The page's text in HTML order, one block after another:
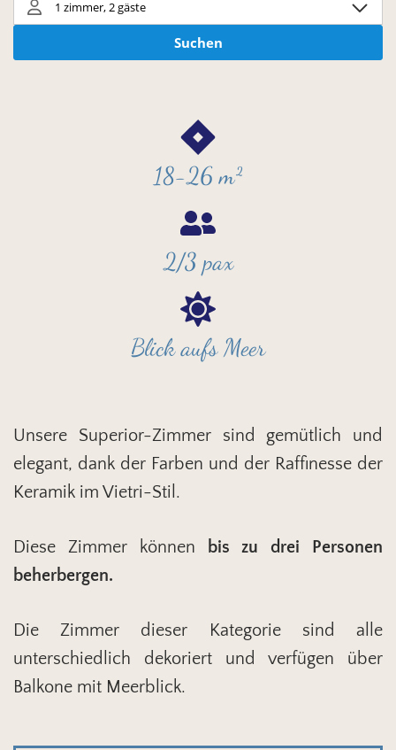
18-26 m²
2/3 pax
Blick aufs Meer
Unsere Superior-Zimmer sind gemütlich und
elegant, dank der Farben und der Raffinesse der
Keramik im Vietri-Stil.
Diese Zimmer können bis zu drei Personen
beherbergen.
Die Zimmer dieser Kategorie sind alle
unterschiedlich dekoriert und verfügen über
Balkone mit Meerblick.